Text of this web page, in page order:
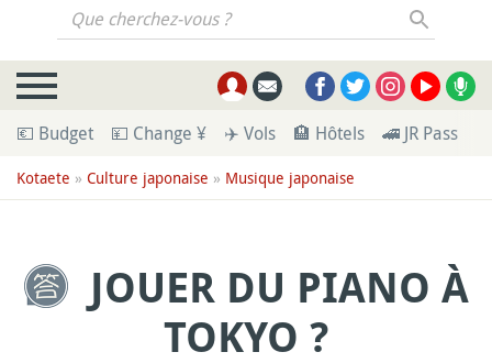
Que cherchez-vous ?
💶 Budget 💴 Change ¥ ✈️ Vols 🏨 Hôtels 🚄 JR Pass
Kotaete » Culture japonaise » Musique japonaise
JOUER DU PIANO À
TOKYO ?